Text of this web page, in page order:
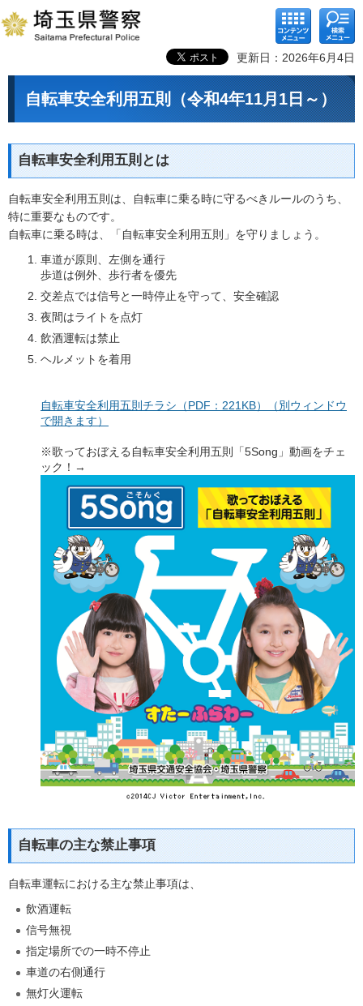
コンテ
ンツメ
ニュー
検索メ
ニュー
更新日：2026年6月4日
自転車安全利用五則（令和4年11月1日～）
自転車安全利用五則とは
自転車安全利用五則は、自転車に乗る時に守るべきルールのうち、
特に重要なものです。
自転車に乗る時は、「自転車安全利用五則」を守りましょう。
車道が原則、左側を通行
歩道は例外、歩行者を優先
交差点では信号と一時停止を守って、安全確認
夜間はライトを点灯
飲酒運転は禁止
ヘルメットを着用
自転車安全利用五則チラシ（PDF：221KB）（別ウィンドウ
で開きます）
※歌っておぼえる自転車安全利用五則「5Song」動画をチェ
ック！→
自転車の主な禁止事項
自転車運転における主な禁止事項は、
飲酒運転
信号無視
指定場所での一時不停止
車道の右側通行
無灯火運転